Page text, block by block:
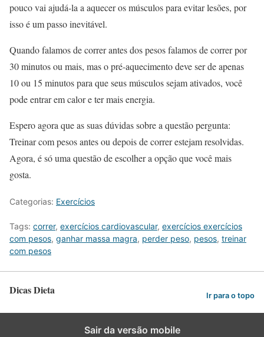
pouco vai ajudá-la a aquecer os músculos para evitar lesões, por
isso é um passo inevitável.
Quando falamos de correr antes dos pesos falamos de correr por
30 minutos ou mais, mas o pré-aquecimento deve ser de apenas
10 ou 15 minutos para que seus músculos sejam ativados, você
pode entrar em calor e ter mais energia.
Espero agora que as suas dúvidas sobre a questão pergunta:
Treinar com pesos antes ou depois de correr estejam resolvidas.
Agora, é só uma questão de escolher a opção que você mais
gosta.
Categorias: Exercícios
Tags: correr, exercícios cardiovascular, exercícios exercícios
com pesos, ganhar massa magra, perder peso, pesos, treinar
com pesos
Dicas Dieta Ir para o topo
Sair da versão mobile